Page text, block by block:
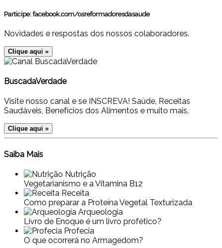
Participe: facebook.com/osreformadoresdasaude
Novidades e respostas dos nossos colaboradores.
Clique aqui »
BuscadaVerdade
Visite nosso canal e se INSCREVA! Saúde, Receitas
Saudáveis, Benefícios dos Alimentos e muito mais.
Clique aqui »
Saiba Mais
Nutrição
Vegetarianismo e a Vitamina B12
Receita
Como preparar a Proteína Vegetal Texturizada
Arqueologia
Livro de Enoque é um livro profético?
Profecia
O que ocorrerá no Armagedom?